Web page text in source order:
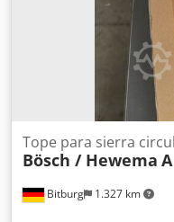
Bitburg 1.327 km
Tope para sierra
Bösch / Hewema